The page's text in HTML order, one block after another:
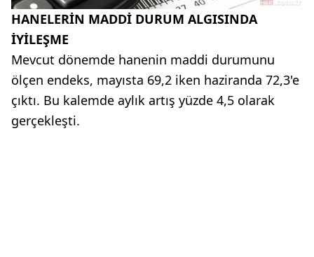
HANELERİN MADDİ DURUM ALGISINDA
İYİLEŞME
Mevcut dönemde hanenin maddi durumunu
ölçen endeks, mayısta 69,2 iken haziranda 72,3'e
çıktı. Bu kalemde aylık artış yüzde 4,5 olarak
gerçekleşti.